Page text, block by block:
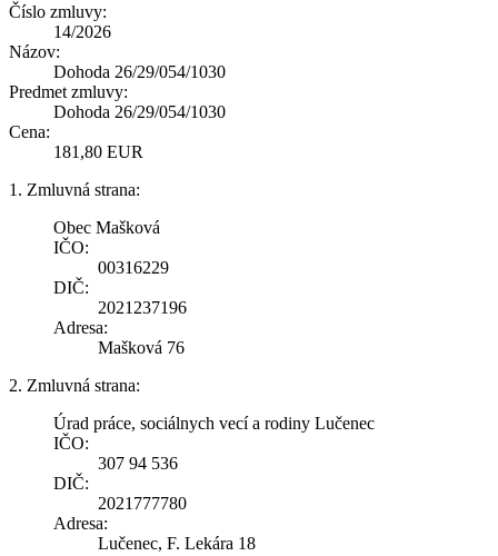
Číslo zmluvy:
14/2026
Názov:
Dohoda 26/29/054/1030
Predmet zmluvy:
Dohoda 26/29/054/1030
Cena:
181,80 EUR
1. Zmluvná strana:
Obec Mašková
IČO:
00316229
DIČ:
2021237196
Adresa:
Mašková 76
2. Zmluvná strana:
Úrad práce, sociálnych vecí a rodiny Lučenec
IČO:
307 94 536
DIČ:
2021777780
Adresa:
Lučenec, F. Lekára 18